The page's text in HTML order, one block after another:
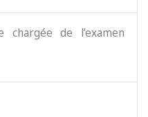
chargée de l’examen